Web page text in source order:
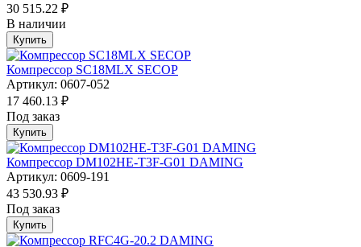
30 515.22 ₽
В наличии
Купить
Компрессор SC18MLX SECOP
Артикул: 0607-052
17 460.13 ₽
Под заказ
Купить
Компрессор DM102HE-T3F-G01 DAMING
Артикул: 0609-191
43 530.93 ₽
Под заказ
Купить